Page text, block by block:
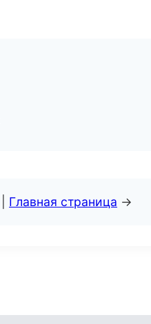
Главная страница →